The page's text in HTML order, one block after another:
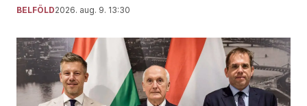
BELFÖLD2026. aug. 9. 13:30